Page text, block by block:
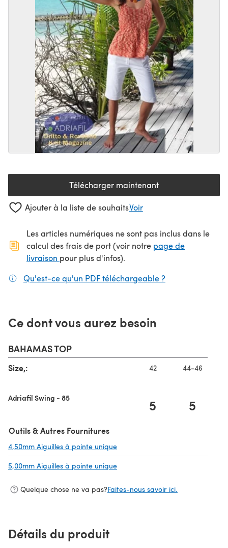
Télécharger maintenant(s'ouvre dans un nouvel
Ajouter à la liste de souhaitsVoir
Les articles numériques ne sont pas inclus dans le
calcul des frais de port (voir notre page de
livraison (s'ouvre dans un nouvel onglet)
pour plus d'infos).
Qu'est-ce qu'un PDF téléchargeable ?
Ce dont vous aurez besoin
BAHAMAS TOP
Size,: 42 44-46
Adriafil Swing - 85 5 5
Outils & Autres Fournitures
4,50mm Aiguilles à pointe unique
5,00mm Aiguilles à pointe unique
Quelque chose ne va pas?Faites-nous savoir ici.
Détails du produit